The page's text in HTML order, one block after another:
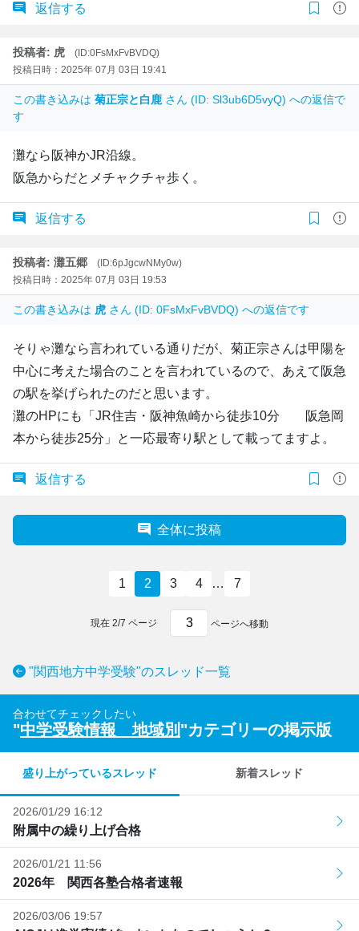
返信する
投稿者: 虎
(ID:0FsMxFvBVDQ)
投稿日時：2025年 07月 03日 19:41
この書き込みは 菊正宗と白鹿 さん (ID: Sl3ub6D5vyQ) への返信で
す
灘なら阪神かJR沿線。
阪急からだとメチャクチャ歩く。
返信する
投稿者: 灘五郷
(ID:6pJgcwNMy0w)
投稿日時：2025年 07月 03日 19:53
この書き込みは 虎 さん (ID: 0FsMxFvBVDQ) への返信です
そりゃ灘なら言われている通りだが、菊正宗さんは甲陽を
中心に考えた場合のことを言われているので、あえて阪急
の駅を挙げられたのだと思います。
灘のHPにも「JR住吉・阪神魚崎から徒歩10分 阪急岡
本から徒歩25分」と一応最寄り駅として載ってますよ。
返信する
全体に投稿
1 2 3 4 … 7
現在 2/7 ページ ページへ移動
"関西地方中学受験"のスレッド一覧
合わせてチェックしたい
"中学受験情報 地域別 "カテゴリーの掲示版
盛り上がっているスレッド 新着スレッド
2026/01/29 16:12
附属中の繰り上げ合格
2026/01/21 11:56
2026年 関西各塾合格者速報
2026/03/06 19:57